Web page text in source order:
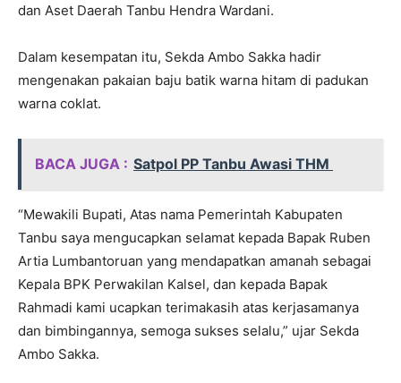
dan Aset Daerah Tanbu Hendra Wardani.
Dalam kesempatan itu, Sekda Ambo Sakka hadir
mengenakan pakaian baju batik warna hitam di padukan
warna coklat.
BACA JUGA : Satpol PP Tanbu Awasi THM
“Mewakili Bupati, Atas nama Pemerintah Kabupaten
Tanbu saya mengucapkan selamat kepada Bapak Ruben
Artia Lumbantoruan yang mendapatkan amanah sebagai
Kepala BPK Perwakilan Kalsel, dan kepada Bapak
Rahmadi kami ucapkan terimakasih atas kerjasamanya
dan bimbingannya, semoga sukses selalu,” ujar Sekda
Ambo Sakka.